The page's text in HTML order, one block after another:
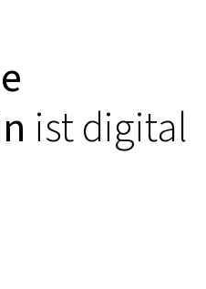
ist digital